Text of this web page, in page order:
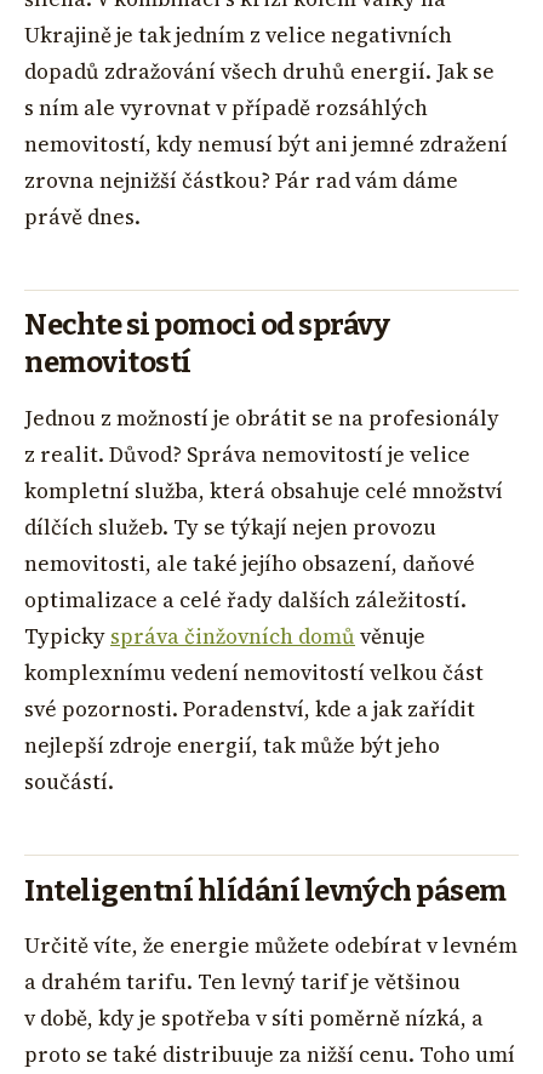
Ukrajině je tak jedním z velice negativních
dopadů zdražování všech druhů energií. Jak se
s ním ale vyrovnat v případě rozsáhlých
nemovitostí, kdy nemusí být ani jemné zdražení
zrovna nejnižší částkou? Pár rad vám dáme
právě dnes.
Nechte si pomoci od správy
nemovitostí
Jednou z možností je obrátit se na profesionály
z realit. Důvod? Správa nemovitostí je velice
kompletní služba, která obsahuje celé množství
dílčích služeb. Ty se týkají nejen provozu
nemovitosti, ale také jejího obsazení, daňové
optimalizace a celé řady dalších záležitostí.
Typicky správa činžovních domů věnuje
komplexnímu vedení nemovitostí velkou část
své pozornosti. Poradenství, kde a jak zařídit
nejlepší zdroje energií, tak může být jeho
součástí.
Inteligentní hlídání levných pásem
Určitě víte, že energie můžete odebírat v levném
a drahém tarifu. Ten levný tarif je většinou
v době, kdy je spotřeba v síti poměrně nízká, a
proto se také distribuuje za nižší cenu. Toho umí